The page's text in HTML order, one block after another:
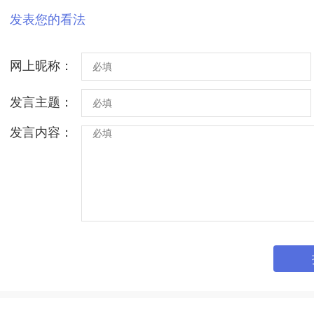
发表您的看法
网上昵称：
发言主题：
发言内容：